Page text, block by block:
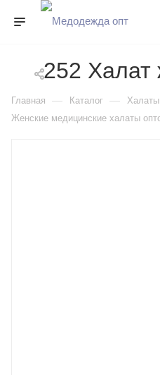
252 Халат
Главная — Каталог — Халаты
Женские медицинские халаты